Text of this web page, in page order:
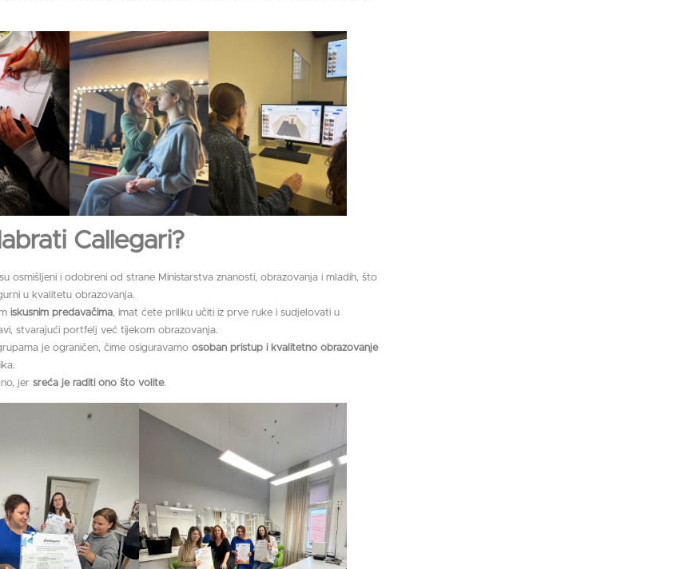
Callegari?
osmišljeni i odobreni od strane Ministarstva znanosti, obrazovanja i mladih, što
u kvalitetu obrazovanja.
iskusnim predavačima, imat ćete priliku učiti iz prve ruke i sudjelovati u
stvarajući portfelj već tijekom obrazovanja.
je ograničen, čime osiguravamo osoban pristup i kvalitetno obrazovanje
jer sreća je raditi ono što volite.